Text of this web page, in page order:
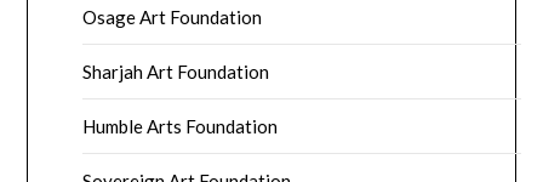
Osage Art Foundation
Sharjah Art Foundation
Humble Arts Foundation